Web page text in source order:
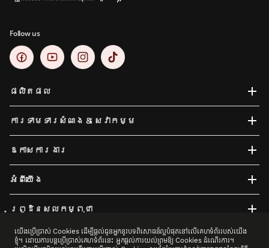
Follow us
ផលិតផល
ការទាមទារសំណង​ & សេវាកម្ម
ឱកាសការងារ
អំពីយើង
ព្រូដិនសលកម្ពុជា
យើងប្រើប្រាស់ Cookies ដើម្បីផ្តល់ជូនអ្នកនូវបទពិសោធន៍ល្អបំផុតនៅលើគេហទំព័ររបស់យើង
ខ្ញុំ។ ដោយការបន្តប្រើប្រាស់គេហទំព័រនេះ អ្នកផ្តល់ការយល់ព្រមឱ្យ Cookies ដំណើរការ។